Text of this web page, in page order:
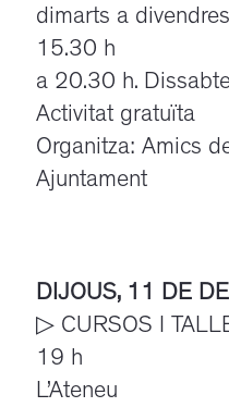
dimarts a
15.30 h
a 20.30 h.
Activitat gratuïta
Organitza: Amics
Ajuntament
DIJOUS, 11 DE
▷ CURSOS I
19 h
L’Ateneu